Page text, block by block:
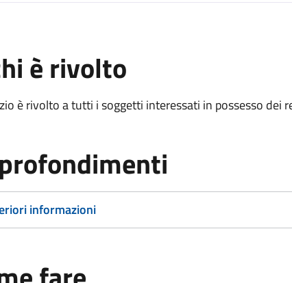
è rivolto
è rivolto a tutti i soggetti interessati in possesso dei
informazioni